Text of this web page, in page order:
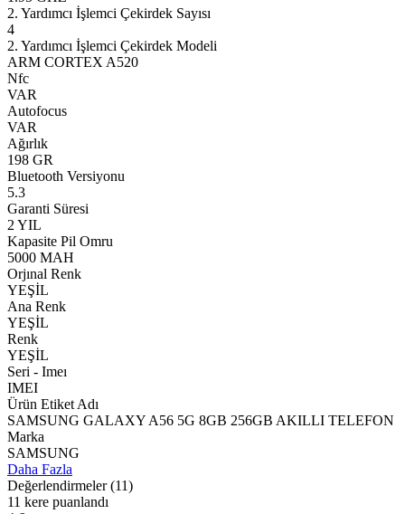
2. Yardımcı İşlemci Çekirdek Sayısı
4
2. Yardımcı İşlemci Çekirdek Modeli
ARM CORTEX A520
Nfc
VAR
Autofocus
VAR
Ağırlık
198 GR
Bluetooth Versiyonu
5.3
Garanti Süresi
2 YIL
Kapasite Pil Omru
5000 MAH
Orjınal Renk
YEŞİL
Ana Renk
YEŞİL
Renk
YEŞİL
Seri - Imeı
IMEI
Ürün Etiket Adı
SAMSUNG GALAXY A56 5G 8GB 256GB AKILLI TELEFON
Marka
SAMSUNG
Daha Fazla
Değerlendirmeler (11)
11 kere puanlandı